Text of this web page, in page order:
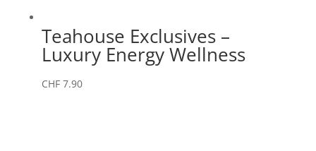
Teahouse Exclusives –
Luxury Energy Wellness
CHF7.90